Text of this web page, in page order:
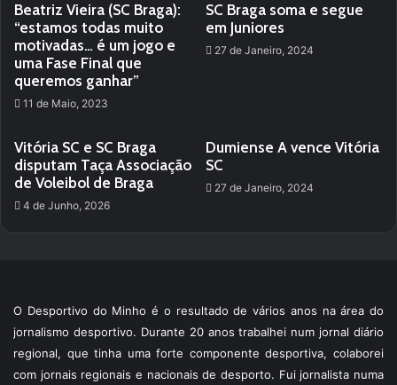
Beatriz Vieira (SC Braga):
“estamos todas muito
motivadas… é um jogo e
uma Fase Final que
queremos ganhar”
11 de Maio, 2023
SC Braga soma e segue
em Juniores
27 de Janeiro, 2024
Vitória SC e SC Braga
disputam Taça Associação
de Voleibol de Braga
4 de Junho, 2026
Dumiense A vence Vitória
SC
27 de Janeiro, 2024
O Desportivo do Minho é o resultado de vários anos na área do
jornalismo desportivo. Durante 20 anos trabalhei num jornal diário
regional, que tinha uma forte componente desportiva, colaborei
com jornais regionais e nacionais de desporto. Fui jornalista numa